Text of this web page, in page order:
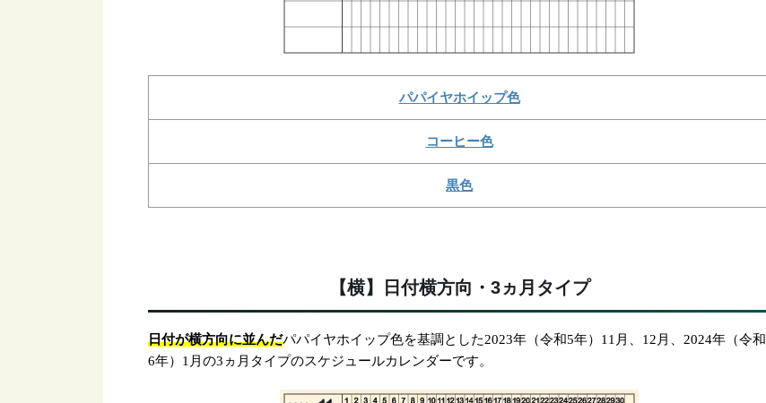
パパイヤホイップ色
コーヒー色
黒色
【横】日付横方向・3ヵ月タイプ
日付が横方向に並んだパパイヤホイップ色を基調とした2023年（令和5年）11月、12月、2024年（令和
6年）1月の3ヵ月タイプのスケジュールカレンダーです。